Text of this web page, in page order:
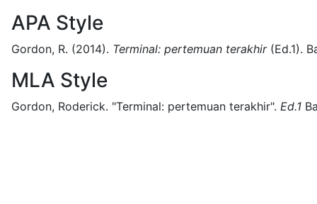
APA Style
Gordon, R. (2014). Terminal: pertemuan terakhir(Ed.1).
MLA Style
Gordon, Roderick. "Terminal: pertemuan terakhir". Ed.1